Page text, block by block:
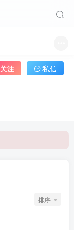
关注 私信
排序